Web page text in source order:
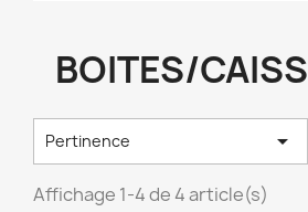
BOITES/
Pertinence 
Affichage 1-4 de 4 article(s)